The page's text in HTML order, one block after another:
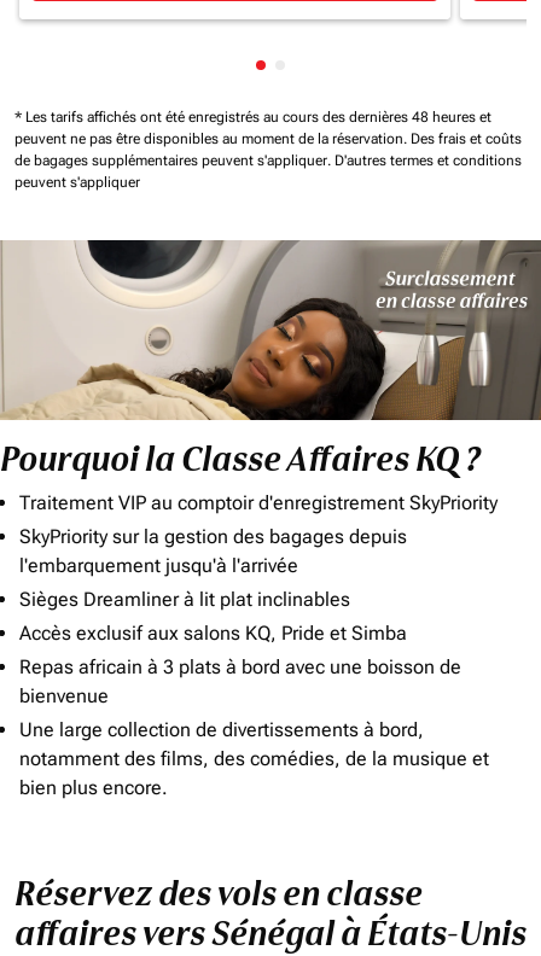
Affichage de cmp-pagination-
* Les tarifs affichés ont été enregistrés au cours des dernières 48 heures et
peuvent ne pas être disponibles au moment de la réservation. Des frais et coûts
de bagages supplémentaires peuvent s'appliquer. D'autres termes et conditions
peuvent s'appliquer
Pourquoi la Classe Affaires KQ ?
Traitement VIP au comptoir d'enregistrement SkyPriority
SkyPriority sur la gestion des bagages depuis
l'embarquement jusqu'à l'arrivée
Sièges Dreamliner à lit plat inclinables
Accès exclusif aux salons KQ, Pride et Simba
Repas africain à 3 plats à bord avec une boisson de
bienvenue
Une large collection de divertissements à bord,
notamment des films, des comédies, de la musique et
bien plus encore.
Réservez des vols en classe
affaires vers Sénégal à États-Unis